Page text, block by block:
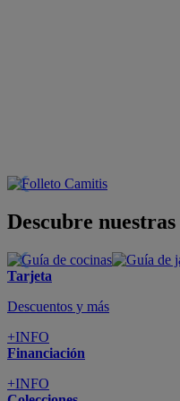
Nueva app
Todo en tu móvil
Suscríbete
Tiendas de sofás y muebles